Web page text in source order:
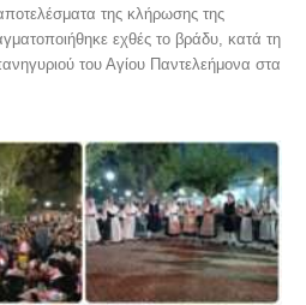
της κλήρωσης της
εχθές το βράδυ, κατά τη
του Αγίου Παντελεήμονα στα